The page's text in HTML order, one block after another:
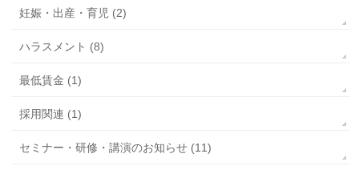
妊娠・出産・育児 (2)
ハラスメント (8)
最低賃金 (1)
採用関連 (1)
セミナー・研修・講演のお知らせ (11)